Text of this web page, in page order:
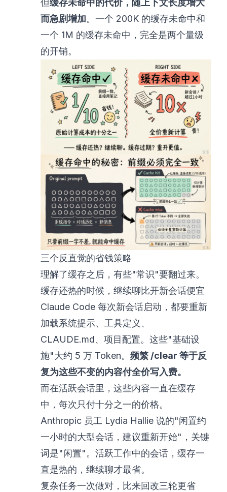
而急剧增加。一个 200K 的缓存未命中和
一个 1M 的缓存未命中，完全是两个量级
的开销。
三个反直觉的省钱策略
理解了缓存之后，有些"常识"要翻过来。
缓存还热的时候，继续聊比开新会话便宜
Claude Code 每次新会话启动，都要重新
加载系统提示、工具定义、
CLAUDE.md、项目配置。这些"基础设
施"大约 5 万 Token。 频繁 /clear 等于反
复为这些不变的内容付全价写入费。
而在活跃会话里，这些内容一直在缓存
中，每次只付十分之一的价格。
Anthropic 员工 Lydia Hallie 说的"闲置约
一小时的大型会话，建议重新开始"，关键
词是"闲置"。活跃工作中的会话，缓存一
直是热的，继续聊才最省。
复杂任务一次做对，比来回改三轮更省